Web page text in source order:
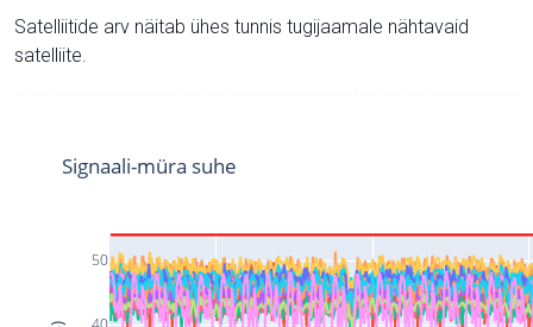
Satelliitide arv näitab ühes tunnis tugijaamale nähtavaid
satelliite.
50
Signaali-müra suhe